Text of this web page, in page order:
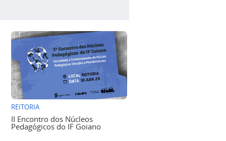
REITORIA
II Encontro dos Núcleos
Pedagógicos do IF Goiano